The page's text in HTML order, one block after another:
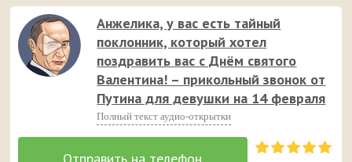
Анжелика, у вас есть тайный
поклонник, который хотел
поздравить вас с Днём святого
Валентина! – прикольный звонок от
Путина для девушки на 14 февраля
Полный текст аудио-открытки